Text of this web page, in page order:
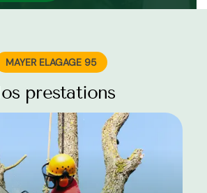
MAYER ELAGAGE 95
prestations